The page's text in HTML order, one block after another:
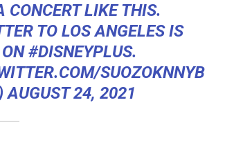
CONCERT LIKE THIS.
TO LOS ANGELES IS
#DISNEYPLUS.
SUOZOKNNYB
AUGUST 24, 2021